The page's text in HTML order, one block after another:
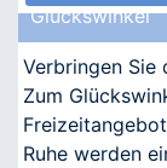
Glückswinkel
Verbringen Sie
Zum
Ruhe werden